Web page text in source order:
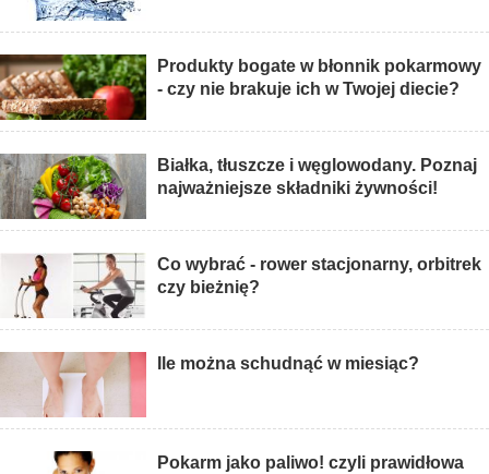
Produkty bogate w błonnik pokarmowy
- czy nie brakuje ich w Twojej diecie?
Białka, tłuszcze i węglowodany. Poznaj
najważniejsze składniki żywności!
Co wybrać - rower stacjonarny, orbitrek
czy bieżnię?
Ile można schudnąć w miesiąc?
Pokarm jako paliwo! czyli prawidłowa